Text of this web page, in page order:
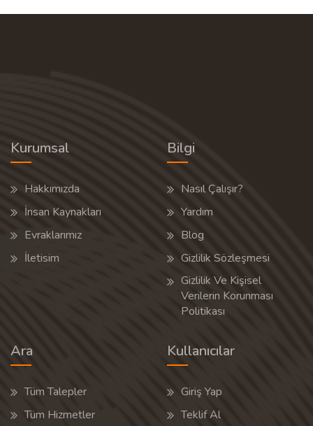
Kurumsal
Hakkımızda
İnsan Kaynakları
Evraklarımız
İletisim
Bilgi
Nasıl Çalışır?
Yardım
Blog
Gizlilik Sözleşmesi
Gizlilik Ve Kişisel
Verilerin Korunması
Politikası
Ara
Tüm Talepler
Tüm Hizmetler
Kullanıcılar
Giriş Yap
Teklif Al